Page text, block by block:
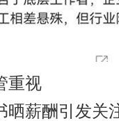
重视
晒薪酬引发关